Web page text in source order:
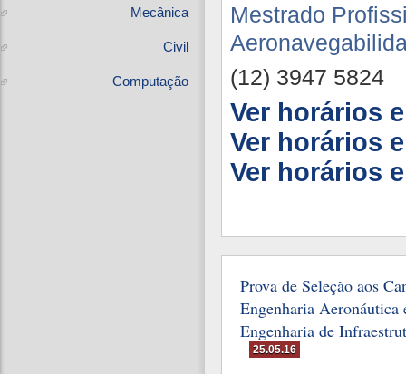
Mecânica
Civil
Computação
Mestrado
(12) 3947 5824
Ver horários
Ver horários
Ver horários
Prova de Seleção aos
Engenharia Aeronáutica
Engenharia de
25.05.16